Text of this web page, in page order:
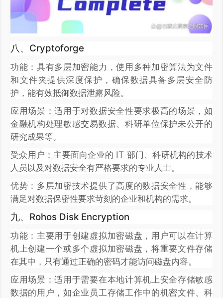
八、Cryptoforge
功能：具有多层加密能力，使用多种加密算法为文件
和文件夹提供深度保护，确保数据具备多层安全防
护，能有效抵御数据泄露风险。
应用场景：适用于对数据安全性要求极高的场景，如
金融机构处理敏感交易数据、科研单位保护未公开的
研究成果等。
受众用户：主要面向企业的 IT 部门、科研机构的技术
人员以及对数据安全有严格要求的专业人士。
优势：多层加密技术提供了高度的数据安全性，能够
满足对数据保密性要求苛刻的企业和机构的需求。
九、Rohos Disk Encryption
功能：主要用于创建虚拟加密磁盘，用户可以在计算
机上创建一个或多个虚拟加密磁盘，将重要文件存储
在其中，只有通过正确的密码才能访问磁盘内容。
应用场景：适用于需要在本地计算机上安全存储敏感
数据的用户，如企业员工存储工作中的机密文件、科